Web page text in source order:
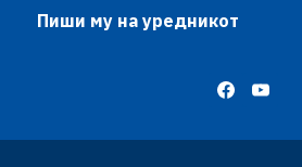
Пиши му на уредникот